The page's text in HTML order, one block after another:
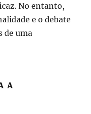
No entanto,
e o debate
de uma
A